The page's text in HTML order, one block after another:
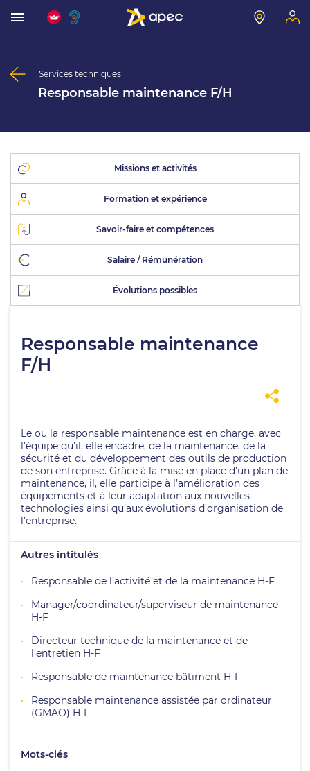
Services techniques
Responsable maintenance F/H
Missions et activités
Formation et expérience
Savoir-faire et compétences
Salaire / Rémunération
Évolutions possibles
Responsable maintenance
F/H
Le ou la responsable maintenance est en charge, avec
l’équipe qu’il, elle encadre, de la maintenance, de la
sécurité et du développement des outils de production
de son entreprise. Grâce à la mise en place d’un plan de
maintenance, il, elle participe à l’amélioration des
équipements et à leur adaptation aux nouvelles
technologies ainsi qu’aux évolutions d’organisation de
l’entreprise.
Autres intitulés
Responsable de l’activité et de la maintenance H-F
Manager/coordinateur/superviseur de maintenance
H-F
Directeur technique de la maintenance et de
l’entretien H-F
Responsable de maintenance bâtiment H-F
Responsable maintenance assistée par ordinateur
(GMAO) H-F
Mots-clés